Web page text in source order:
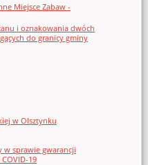
Miejsce Zabaw -
i oznakowania dwóch
do granicy gminy
w Olsztynku
w sprawie gwarancji
19